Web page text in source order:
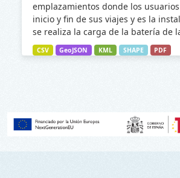
emplazamientos donde los
inicio y fin de sus viajes y es la
se realiza la carga de la batería de
CSV GeoJSON KML SHAPE PDF